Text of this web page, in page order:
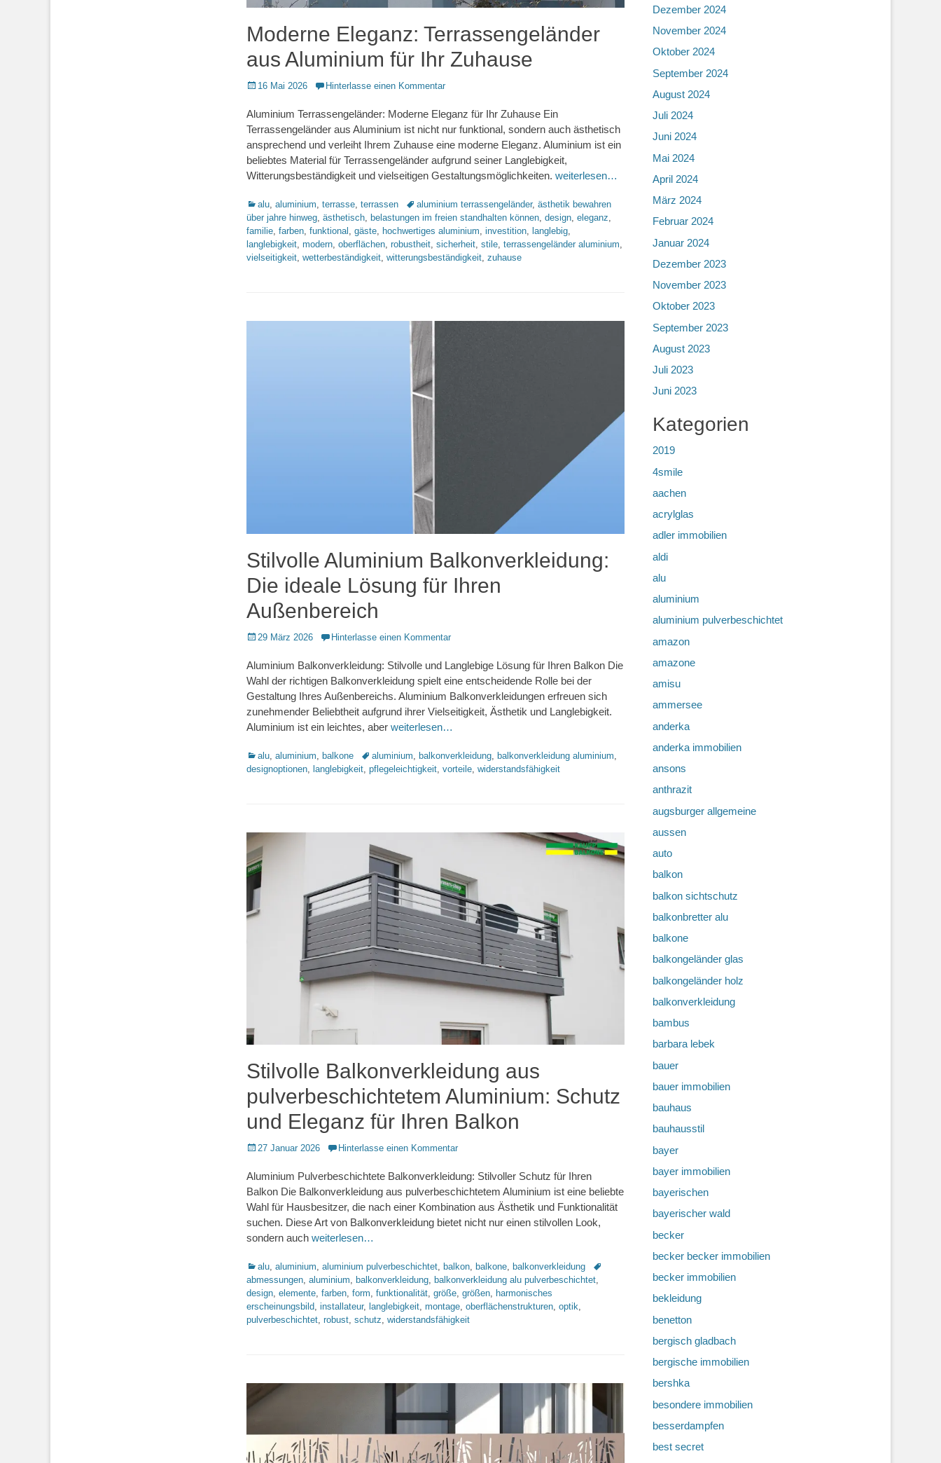
Moderne Eleganz: Terrassengeländer
aus Aluminium für Ihr Zuhause
Posted
16 Mai 2026 Hinterlasse einen Kommentar
Aluminium Terrassengeländer: Moderne Eleganz für Ihr Zuhause Ein
Terrassengeländer aus Aluminium ist nicht nur funktional, sondern auch ästhetisch
ansprechend und verleiht Ihrem Zuhause eine moderne Eleganz. Aluminium ist ein
beliebtes Material für Terrassengeländer aufgrund seiner Langlebigkeit,
Witterungsbeständigkeit und vielseitigen Gestaltungsmöglichkeiten. weiterlesen…
Kategorien
alu aluminium terrasse terrassen Schlagworte
aluminium terrassengeländer, ästhetik bewahren
über jahre hinweg ästhetisch belastungen im freien standhalten können design eleganz
familie farben funktional gäste hochwertiges aluminium investition langlebig
langlebigkeit modern oberflächen robustheit sicherheit stile terrassengeländer aluminium
vielseitigkeit wetterbeständigkeit witterungsbeständigkeit zuhause
Stilvolle Aluminium Balkonverkleidung:
Die ideale Lösung für Ihren
Außenbereich
Posted
29 März 2026 Hinterlasse einen Kommentar
Aluminium Balkonverkleidung: Stilvolle und Langlebige Lösung für Ihren Balkon Die
Wahl der richtigen Balkonverkleidung spielt eine entscheidende Rolle bei der
Gestaltung Ihres Außenbereichs. Aluminium Balkonverkleidungen erfreuen sich
zunehmender Beliebtheit aufgrund ihrer Vielseitigkeit, Ästhetik und Langlebigkeit.
Aluminium ist ein leichtes, aber weiterlesen…
Kategorien
alu aluminium balkone Schlagworte
aluminium balkonverkleidung balkonverkleidung aluminium
designoptionen langlebigkeit pflegeleichtigkeit vorteile widerstandsfähigkeit
Stilvolle Balkonverkleidung aus
pulverbeschichtetem Aluminium: Schutz
und Eleganz für Ihren Balkon
Posted
27 Januar 2026 Hinterlasse einen Kommentar
Aluminium Pulverbeschichtete Balkonverkleidung: Stilvoller Schutz für Ihren
Balkon Die Balkonverkleidung aus pulverbeschichtetem Aluminium ist eine beliebte
Wahl für Hausbesitzer, die nach einer Kombination aus Ästhetik und Funktionalität
suchen. Diese Art von Balkonverkleidung bietet nicht nur einen stilvollen Look,
sondern auch weiterlesen…
Kategorien
alu, aluminium, aluminium pulverbeschichtet, balkon, balkone, balkonverkleidung
Schlagworte
abmessungen, aluminium, balkonverkleidung, balkonverkleidung alu pulverbeschichtet,
design, elemente, farben, form, funktionalität, größe, größen, harmonisches
erscheinungsbild, installateur, langlebigkeit, montage, oberflächenstrukturen, optik,
pulverbeschichtet, robust, schutz, widerstandsfähigkeit
Dezember 2024
November 2024
Oktober 2024
September 2024
August 2024
Juli 2024
Juni 2024
Mai 2024
April 2024
März 2024
Februar 2024
Januar 2024
Dezember 2023
November 2023
Oktober 2023
September 2023
August 2023
Juli 2023
Juni 2023
Kategorien
2019
4smile
aachen
acrylglas
adler immobilien
aldi
alu
aluminium
aluminium pulverbeschichtet
amazon
amazone
amisu
ammersee
anderka
anderka immobilien
ansons
anthrazit
augsburger allgemeine
aussen
auto
balkon
balkon sichtschutz
balkonbretter alu
balkone
balkongeländer glas
balkongeländer holz
balkonverkleidung
bambus
barbara lebek
bauer
bauer immobilien
bauhaus
bauhausstil
bayer
bayer immobilien
bayerischen
bayerischer wald
becker
becker becker immobilien
becker immobilien
bekleidung
benetton
bergisch gladbach
bergische immobilien
bershka
besondere immobilien
besserdampfen
best secret